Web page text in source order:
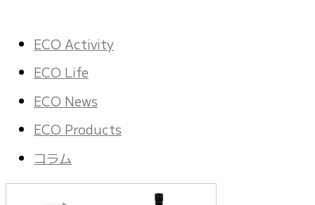
ECO Activity
ECO Life
ECO News
ECO Products
コラム